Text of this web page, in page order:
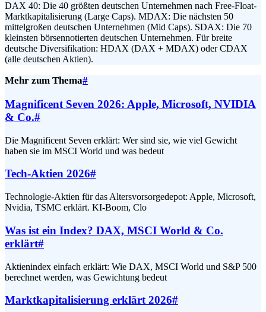
DAX 40: Die 40 größten deutschen Unternehmen nach Free-Float-
Marktkapitalisierung (Large Caps). MDAX: Die nächsten 50
mittelgroßen deutschen Unternehmen (Mid Caps). SDAX: Die 70
kleinsten börsennotierten deutschen Unternehmen. Für breite
deutsche Diversifikation: HDAX (DAX + MDAX) oder CDAX
(alle deutschen Aktien).
Mehr zum Thema#
Magnificent Seven 2026: Apple, Microsoft, NVIDIA
& Co.#
Die Magnificent Seven erklärt: Wer sind sie, wie viel Gewicht
haben sie im MSCI World und was bedeut
Tech-Aktien 2026#
Technologie-Aktien für das Altersvorsorgedepot: Apple, Microsoft,
Nvidia, TSMC erklärt. KI-Boom, Clo
Was ist ein Index? DAX, MSCI World & Co.
erklärt#
Aktienindex einfach erklärt: Wie DAX, MSCI World und S&P 500
berechnet werden, was Gewichtung bedeut
Marktkapitalisierung erklärt 2026#